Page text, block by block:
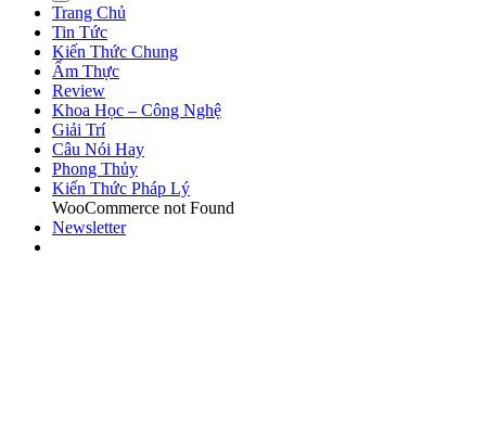
Trang Chủ
Tin Tức
Kiến Thức Chung
Ẩm Thực
Review
Khoa Học – Công Nghệ
Giải Trí
Câu Nói Hay
Phong Thủy
Kiến Thức Pháp Lý
WooCommerce not Found
Newsletter